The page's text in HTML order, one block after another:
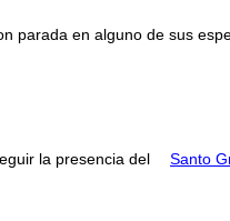
parada en alguno de sus
la presencia del Santo